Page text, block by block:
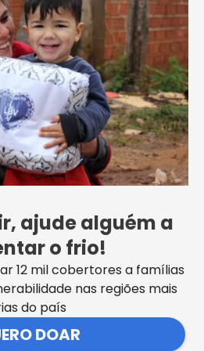
a Campanha de
milhões de
NOTÍCIAS
| Rua Sérgio Tomás, 740 | Bom Retiro |
ajude alguém a
o frio!
12 mil cobertores a famílias
nas regiões mais
do país
DOAR